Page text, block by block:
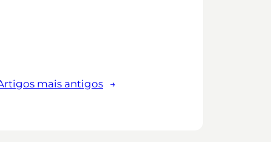
mais antigos →